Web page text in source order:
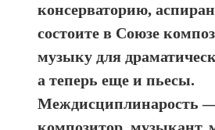
консерваторию,
состоите в Союзе
музыку для
а теперь еще и пьесы.
Междисциплинарость